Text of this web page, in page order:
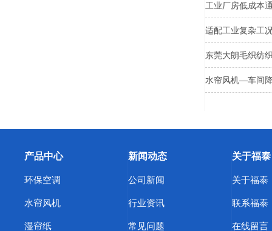
工业厂房低成本
适配工业复杂工
东莞大朗毛织纺
水帘风机—车间
产品中心
环保空调
水帘风机
湿帘纸
新闻动态
公司新闻
行业资讯
常见问题
关于福泰
关于福泰
联系福泰
在线留言